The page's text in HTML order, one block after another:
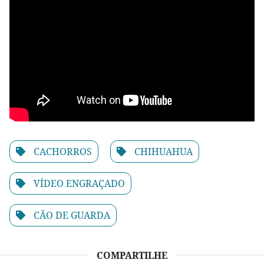
CACHORROS CHIHUAHUA
VÍDEO ENGRAÇADO
CÃO DE GUARDA
COMPARTILHE